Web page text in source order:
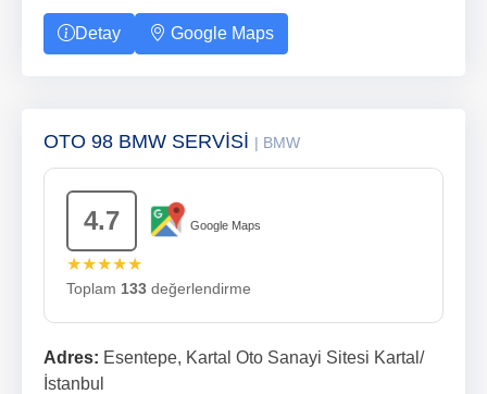
Detay Google Maps
OTO 98 BMW SERVİSİ | BMW
4.7 Google Maps
★★★★★
Toplam 133 değerlendirme
Adres: Esentepe, Kartal Oto Sanayi Sitesi Kartal/
İstanbul